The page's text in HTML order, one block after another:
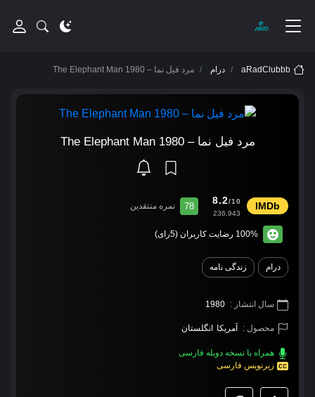
aRadClubbb درام مرد فیل نما – The Elephant Man 1980
مرد فیل نما – The Elephant Man 1980
8.2/10
236,943
78 نمره منتقدین
100% رضایت کاربران (5رای)
درام زندگی نامه
سال انتشار : 1980
محصول : آمریکا انگلستان
همراه با نسخه دوبله فارسی
زیرنویس فارسی